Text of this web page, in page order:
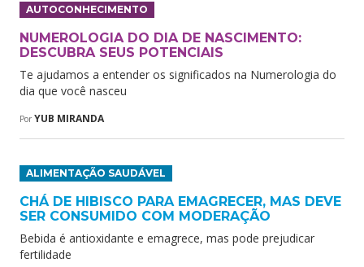
AUTOCONHECIMENTO
NUMEROLOGIA DO DIA DE NASCIMENTO:
DESCUBRA SEUS POTENCIAIS
Te ajudamos a entender os significados na Numerologia do
dia que você nasceu
Por YUB MIRANDA
ALIMENTAÇÃO SAUDÁVEL
CHÁ DE HIBISCO PARA EMAGRECER, MAS DEVE
SER CONSUMIDO COM MODERAÇÃO
Bebida é antioxidante e emagrece, mas pode prejudicar
fertilidade